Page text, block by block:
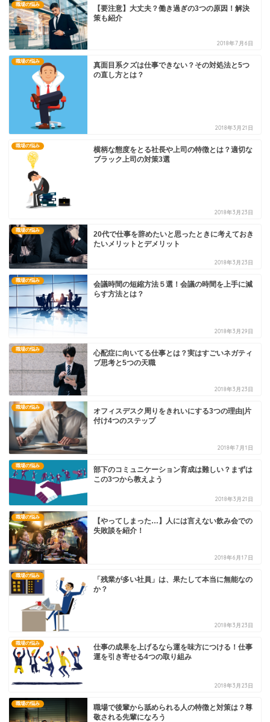
職場の悩み
【要注意】大丈夫？働き過ぎの3つの原因！解決
策も紹介
2018年7月6日
職場の悩み
真面目系クズは仕事できない？その対処法と5つ
の直し方とは？
2018年3月21日
職場の悩み
横柄な態度をとる社長や上司の特徴とは？適切な
ブラック上司の対策3選
2018年3月23日
職場の悩み
20代で仕事を辞めたいと思ったときに考えておき
たいメリットとデメリット
2018年3月23日
職場の悩み
会議時間の短縮方法５選！会議の時間を上手に減
らす方法とは？
2018年3月29日
職場の悩み
心配症に向いてる仕事とは？実はすごいネガティ
ブ思考と5つの天職
2018年3月23日
職場の悩み
オフィスデスク周りをきれいにする3つの理由|片
付け4つのステップ
2018年7月1日
職場の悩み
部下のコミュニケーション育成は難しい？まずは
この3つから教えよう
2018年3月21日
職場の悩み
【やってしまった…】人には言えない飲み会での
失敗談を紹介！
2018年6月17日
職場の悩み
「残業が多い社員」は、果たして本当に無能なの
か？
2018年3月23日
職場の悩み
仕事の成果を上げるなら運を味方につける！仕事
運を引き寄せる4つの取り組み
2018年3月23日
職場の悩み
職場で後輩から舐められる人の特徴と対策は？尊
敬される先輩になろう